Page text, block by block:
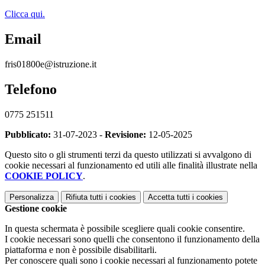
Clicca qui.
Email
fris01800e@istruzione.it
Telefono
0775 251511
Pubblicato: 31-07-2023 - Revisione: 12-05-2025
Questo sito o gli strumenti terzi da questo utilizzati si avvalgono di
cookie necessari al funzionamento ed utili alle finalità illustrate nella
COOKIE POLICY.
Personalizza Rifiuta tutti i cookies Accetta tutti i cookies
Gestione cookie
In questa schermata è possibile scegliere quali cookie consentire.
I cookie necessari sono quelli che consentono il funzionamento della
piattaforma e non è possibile disabilitarli.
Per conoscere quali sono i cookie necessari al funzionamento potete